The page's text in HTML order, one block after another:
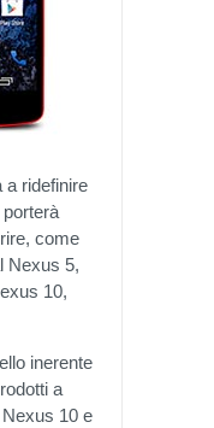
a ridefinire
come
Nexus 5,
10,
inerente
a
10 e